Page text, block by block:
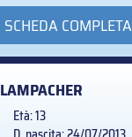
SCHEDA COMPLETA
LAMPACHER
Età: 13